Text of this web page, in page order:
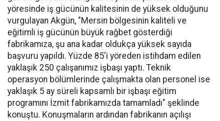
yöresinde iş gücünün kalitesinin de yüksek olduğunu
vurgulayan Akgün, "Mersin bölgesinin kaliteli ve
eğitimli iş gücünün büyük rağbet gösterdiği
fabrikamıza, şu ana kadar oldukça yüksek sayıda
başvuru yapıldı. Yüzde 85'i yöreden istihdam edilen
yaklaşık 250 çalışanımız işbaşı yaptı. Teknik
operasyon bölümlerinde çalışmakta olan personel ise
yaklaşık 5 ay süreli kapsamlı bir işbaşı eğitim
programını İzmit fabrikamızda tamamladı" şeklinde
konuştu. Konuşmaların ardından fabrikanın açılışı